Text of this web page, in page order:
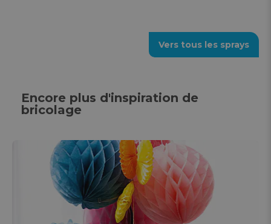
Vers tous les sprays
Encore plus d'inspiration de
bricolage